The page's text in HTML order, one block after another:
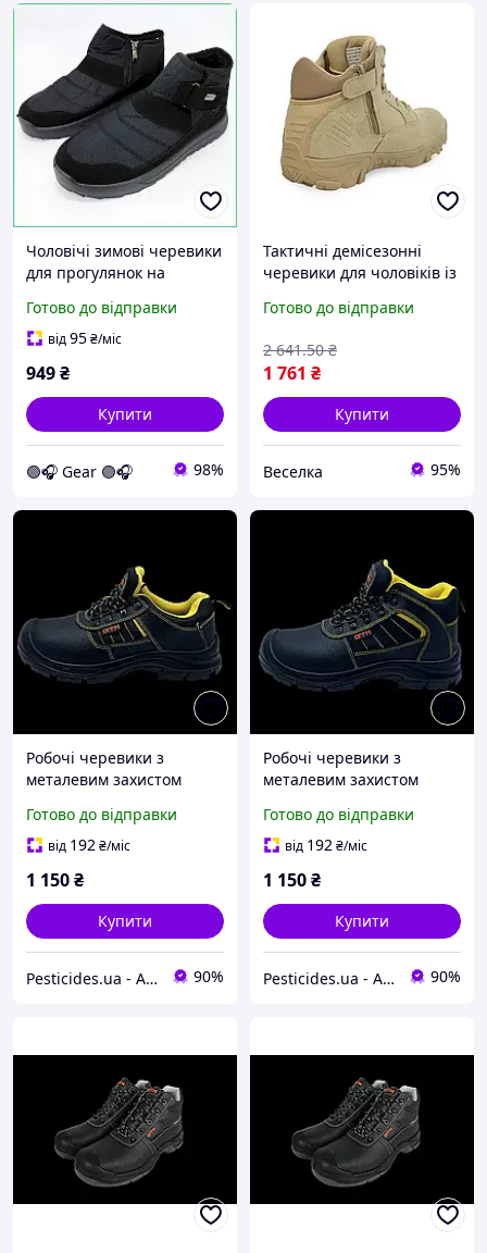
Чоловічі зимові черевики
для прогулянок на
захистом від вологи та
м'яким хутром усередині
Готово до відправки
від95₴/міс
949₴
Купити
🟣🎧 Gear 🟣🎧 98%
Тактичні демісезонні
черевики для чоловіків із
комфортом для активного
Готово до відправки
1 761 ₴
2 641.50 ₴
Купити
Веселка 95%
Робочі черевики з
металевим захистом
стильними жовтими
вставками SM078
Готово до відправки
від 192₴/міс
1 150₴
Купити
Pesticides.ua - Аграрна продукція і не тільки !!! 90%
Робочі черевики з
металевим захистом
SM 079 спецвзуття 9 SM
079 40
Готово до відправки
від 192₴/міс
1 150₴
Купити
Pesticides.ua - Аграрна продукція і не тільки !!! 90%